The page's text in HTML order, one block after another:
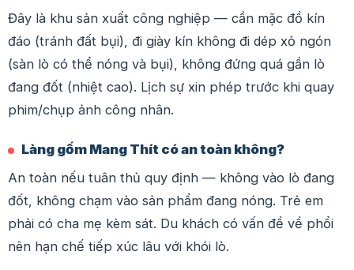
Đây là khu sản xuất công nghiệp — cần mặc đồ kín
đáo (tránh đất bụi), đi giày kín không đi dép xỏ ngón
(sàn lò có thể nóng và bụi), không đứng quá gần lò
đang đốt (nhiệt cao). Lịch sự xin phép trước khi quay
phim/chụp ảnh công nhân.
Làng gốm Mang Thít có an toàn không?
An toàn nếu tuân thủ quy định — không vào lò đang
đốt, không chạm vào sản phẩm đang nóng. Trẻ em
phải có cha mẹ kèm sát. Du khách có vấn đề về phổi
nên hạn chế tiếp xúc lâu với khói lò.